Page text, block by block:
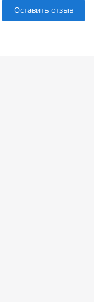
Оставить отзыв